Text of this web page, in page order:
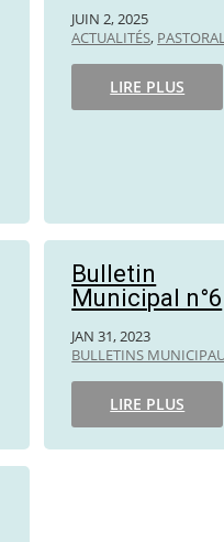
JUIN 2, 2025
ACTUALITÉS,
LIRE PLUS
Bulletin
Municipal n°6
JAN 31, 2023
BULLETINS
LIRE PLUS